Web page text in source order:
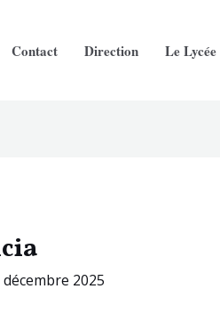
Contact Direction Le Lycée
décembre 2025